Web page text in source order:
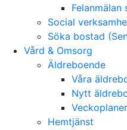
Felanmälan
Social
Söka bostad
Vård & Omsorg
Äldreboende
Våra
Nytt
Hemtjänst